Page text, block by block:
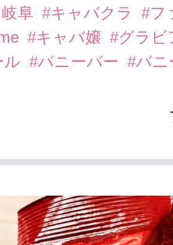
阜 #キャバクラ
#フ
#キャバ嬢 #グラ
ル #バニーバー #バ